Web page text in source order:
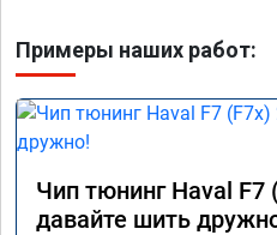
Примеры наших работ:
Чип тюнинг Haval F7
давайте шить